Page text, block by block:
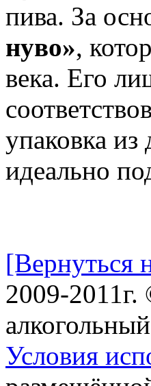
пива. За
нуво»,
века. Его
упаковка
идеально
[Вернуться
2009-
Условия